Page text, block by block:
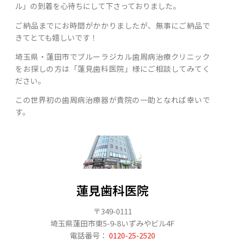
ル」の到着を心待ちにして下さっておりました。
ご納品までにお時間がかかりましたが、無事にご納品で
きてとても嬉しいです！
埼玉県・蓮田市でブルーラジカル歯周病治療クリニック
をお探しの方は「蓮見歯科医院」様にご相談してみてく
ださい。
この世界初の歯周病治療器が貴院の一助となれば幸いで
す。
蓮見歯科医院
〒349-0111
埼玉県蓮田市東5-9-8いずみやビル4F
電話番号： 0120-25-2520